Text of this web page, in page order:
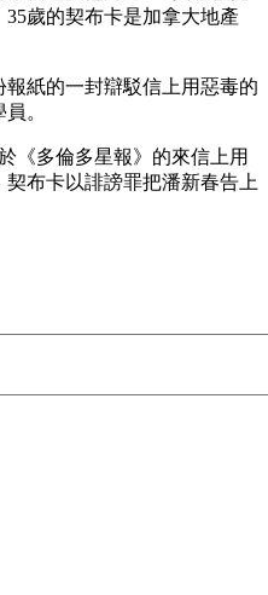
歲的契布卡是加拿大地產
紙的一封辯駁信上用惡毒的
。
《多倫多星報》的來信上用
布卡以誹謗罪把潘新春告上